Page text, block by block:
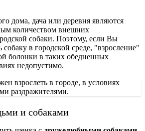
дома, дача или деревня являются
количеством внешних
собаки. Поэтому, если Вы
собаку в городской среде, "взросление"
болонки в таких обедненных
недопустимо.
взрослеть в городе, в условиях
раздражителями.
и собаками